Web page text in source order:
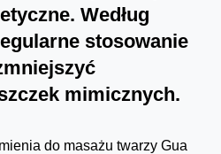
Według
stosowanie
mimicznych.
do masażu twarzy Gua